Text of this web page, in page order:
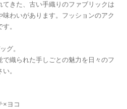
きた、古い手織りのファブリックは
わいがあります。フッションのアク
。
グ。
織られた手しごとの魅力を日々のフ
。
×ヨコ